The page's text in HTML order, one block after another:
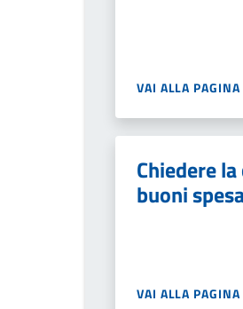
VAI ALLA PAGINA
Chiedere
buoni
VAI ALLA PAGINA